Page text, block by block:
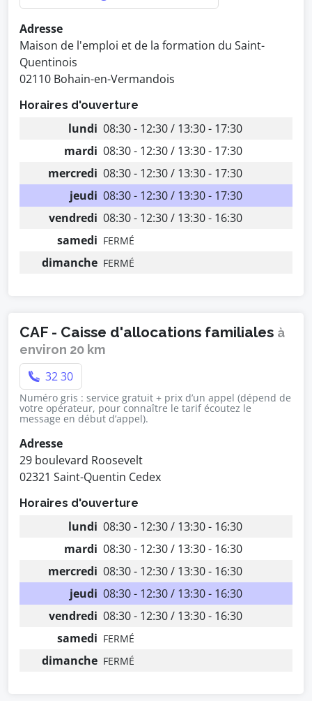
Adresse
Maison de l'emploi et de la formation du Saint-
Quentinois
02110 Bohain-en-Vermandois
Horaires d'ouverture
lundi 08:30 - 12:30 / 13:30 - 17:30
mardi 08:30 - 12:30 / 13:30 - 17:30
mercredi 08:30 - 12:30 / 13:30 - 17:30
jeudi 08:30 - 12:30 / 13:30 - 17:30
vendredi 08:30 - 12:30 / 13:30 - 16:30
samedi FERMÉ
dimanche FERMÉ
CAF - Caisse d'allocations familiales à
environ 20 km
32 30
Numéro gris : service gratuit + prix d’un appel (dépend de
votre opérateur, pour connaître le tarif écoutez le
message en début d’appel).
Adresse
29 boulevard Roosevelt
02321 Saint-Quentin Cedex
Horaires d'ouverture
lundi 08:30 - 12:30 / 13:30 - 16:30
mardi 08:30 - 12:30 / 13:30 - 16:30
mercredi 08:30 - 12:30 / 13:30 - 16:30
jeudi 08:30 - 12:30 / 13:30 - 16:30
vendredi 08:30 - 12:30 / 13:30 - 16:30
samedi FERMÉ
dimanche FERMÉ